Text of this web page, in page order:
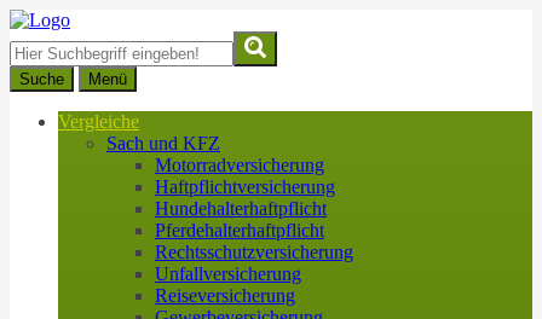
Suche Menü
Vergleiche
Sach und KFZ
Motorradversicherung
Haftpflichtversicherung
Hundehalterhaftpflicht
Pferdehalterhaftpflicht
Rechtsschutzversicherung
Unfallversicherung
Reiseversicherung